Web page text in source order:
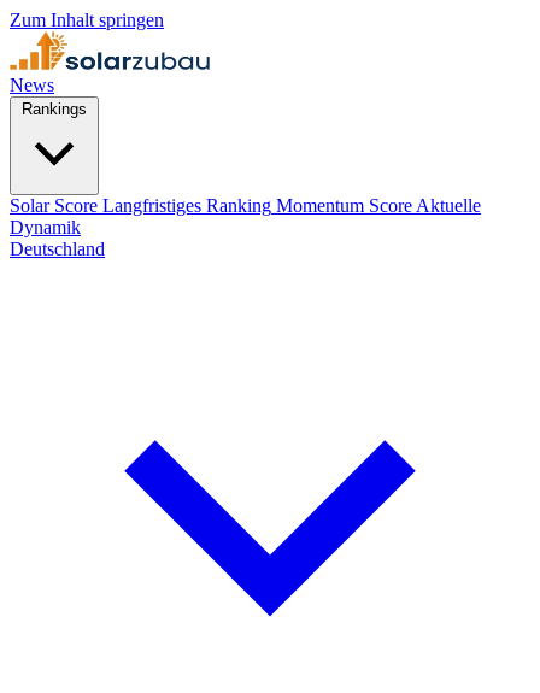
Zum Inhalt springen
News
Solar Score Langfristiges Ranking Momentum Score Aktuelle
Dynamik
Deutschland